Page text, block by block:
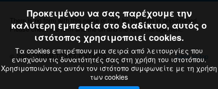
There is no form with this name or may be the form is unpublished,
Please check the form and the url and the form management.
Προκειμένου να σας παρέχουμε την
καλύτερη εμπειρία στο διαδίκτυο, αυτός ο
ιστότοπος χρησιμοποιεί cookies.
Τα cookies επιτρέπουν μια σειρά από λειτουργίες που
ενισχύουν τις δυνατότητές σας στη χρήση του ιστοτόπου.
Χρησιμοποιώντας αυτόν τον ιστότοπο συμφωνείτε με τη χρήση
των cookies
back to top
© 2026 ΣΥΜΜΕΤΟΧΕΣ/ENTRIES